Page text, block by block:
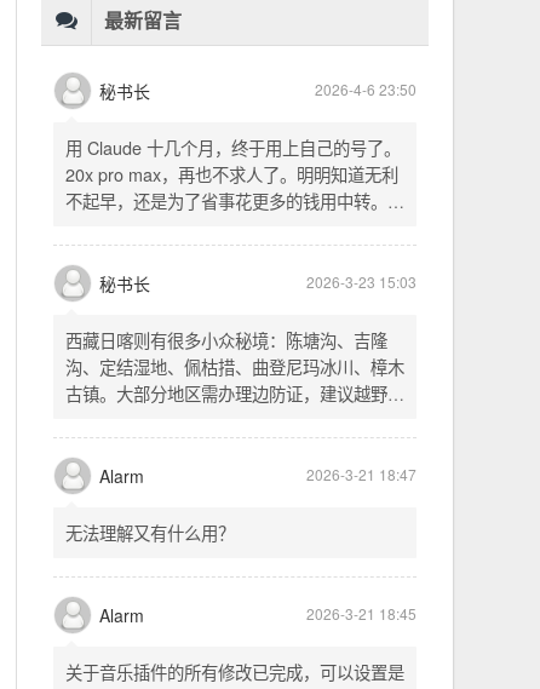
最新留言
秘书长 2026-4-6 23:50
用 Claude 十几个月，终于用上自己的号了。
20x pro max，再也不求人了。明明知道无利
不起早，还是为了省事花更多的钱用中转。链
SSH 用 gost 做 HTTP+SOCKS 转换才能用
多 Agent。配置麻烦了点，设定好了后直接任
意 IP 进行 SSH 登录。畅用，值得纪念。
秘书长 2026-3-23 15:03
西藏日喀则有很多小众秘境：陈塘沟、吉隆
沟、定结湿地、佩枯措、曲登尼玛冰川、樟木
古镇。大部分地区需办理边防证，建议越野
经吉隆口岸前往加德满都，沿途风景绝美。
Alarm 2026-3-21 18:47
无法理解又有什么用？
Alarm 2026-3-21 18:45
关于音乐插件的所有修改已完成，可以设置是